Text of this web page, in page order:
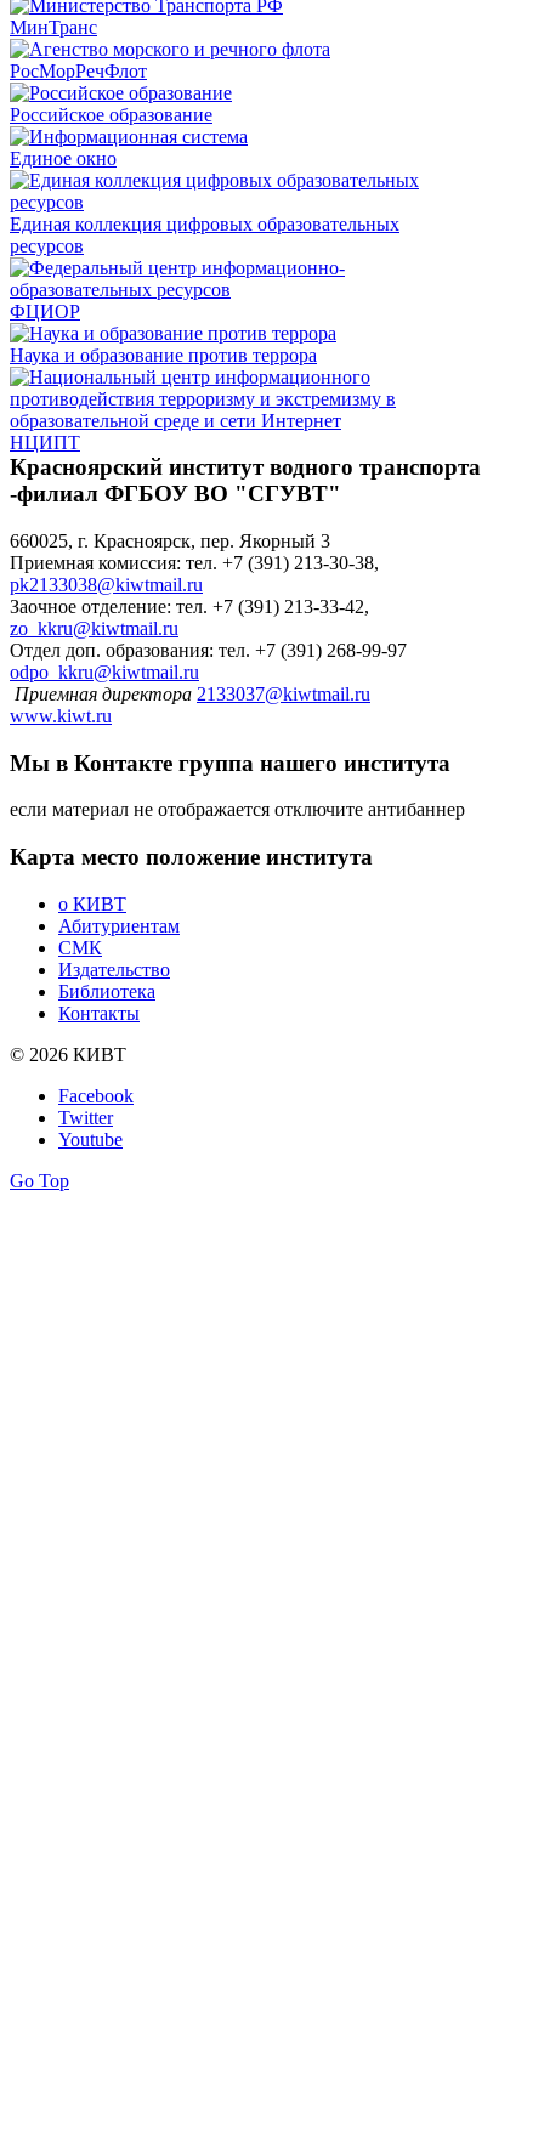
МинТранс
РосМорРечФлот
Российское образование
Единое окно
Единая коллекция цифровых образовательных
ресурсов
ФЦИОР
Наука и образование против террора
НЦИПТ
Красноярский институт водного транспорта
-филиал ФГБОУ ВО "СГУВТ"
660025, г. Красноярск, пер. Якорный 3
Приемная комиссия: тел. +7 (391) 213-30-38,
pk2133038@kiwtmail.ru
Заочное отделение: тел. +7 (391) 213-33-42,
zo_kkru@kiwtmail.ru
Отдел доп. образования: тел. +7 (391) 268-99-97
odpo_kkru@kiwtmail.ru
Приемная директора 2133037@kiwtmail.ru
www.kiwt.ru
Мы в Контакте группа нашего института
если материал не отображается отключите антибаннер
Карта место положение института
о КИВТ
Абитуриентам
СМК
Издательство
Библиотека
Контакты
© 2026 КИВТ
Facebook
Twitter
Youtube
Go Top